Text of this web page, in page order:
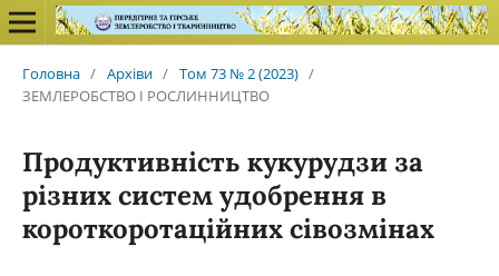
Головна / Архіви / Том 73 № 2 (2023) /
ЗЕМЛЕРОБСТВО І РОСЛИННИЦТВО
Продуктивність кукурудзи за
різних систем удобрення в
короткоротаційних сівозмінах